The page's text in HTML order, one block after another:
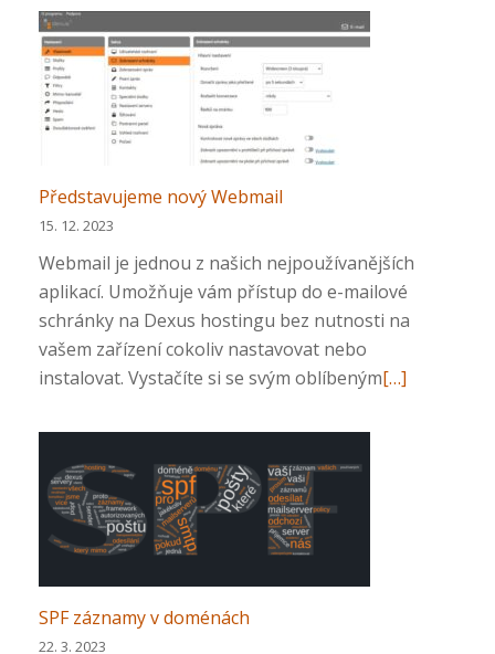
více
o
Představujeme nový Webmail
15. 12. 2023
Webmail je jednou z našich nejpoužívanějších
aplikací. Umožňuje vám přístup do e-mailové
schránky na Dexus hostingu bez nutnosti na
vašem zařízení cokoliv nastavovat nebo
instalovat. Vystačíte si se svým oblíbenýmPřečtěte
[…]
SPF záznamy v doménách
22. 3. 2023